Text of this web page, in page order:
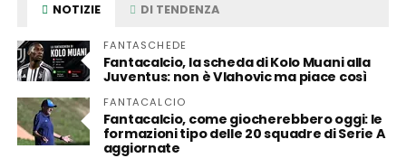
NOTIZIE DI TENDENZA
FANTASCHEDE
Fantacalcio, la scheda di Kolo Muani alla
Juventus: non è Vlahovic ma piace così
FANTACALCIO
Fantacalcio, come giocherebbero oggi: le
formazioni tipo delle 20 squadre di Serie A
aggiornate